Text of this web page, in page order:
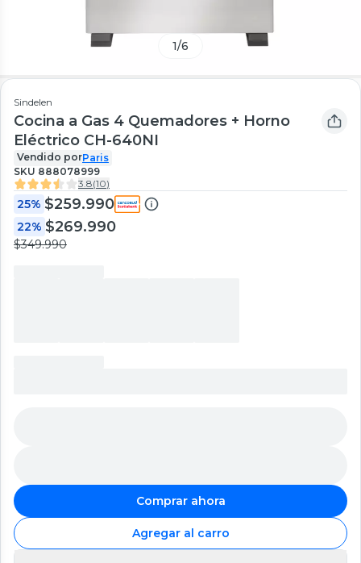
1/6
Sindelen
Cocina a Gas 4 Quemadores + Horno
Eléctrico CH-640NI
Vendido porParis
SKU 888078999
3.8(10)
25% $259.990
22% $269.990
$349.990
Comprar ahora
Agregar al carro